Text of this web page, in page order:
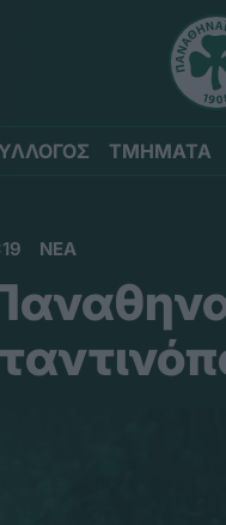
ΤΜΗΜΑΤΑ
ΝΕΑ